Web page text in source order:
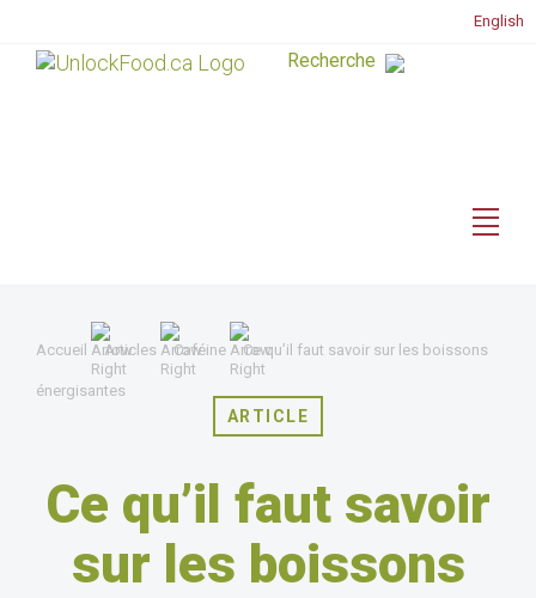
English
Accueil Articles Caféine Ce qu’il faut savoir sur les boissons
énergisantes
ARTICLE
Ce qu’il faut savoir
sur les boissons